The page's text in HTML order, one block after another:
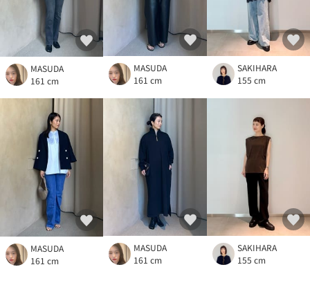
MASUDA
161 cm
MASUDA
161 cm
SAKIHARA
155 cm
MASUDA
161 cm
MASUDA
161 cm
SAKIHARA
155 cm